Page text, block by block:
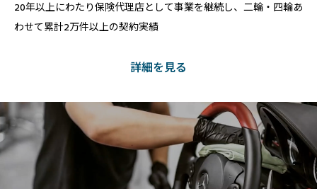
20年以上にわたり保険代理店として事業を継続し、二輪・四輪あ
わせて累計2万件以上の契約実績
詳細を見る